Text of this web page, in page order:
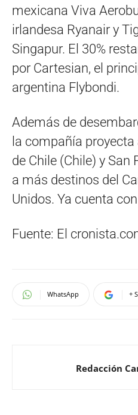
mexicana Viva
irlandesa Ryanair y
Singapur. El 30%
por Cartesian, el
argentina Flybondi.
Además de
la compañía
de Chile (Chile) y San
a más destinos del
Unidos. Ya cuenta
Fuente: El
WhatsApp +
Redacción